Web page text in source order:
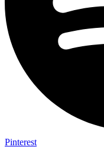
Pinterest